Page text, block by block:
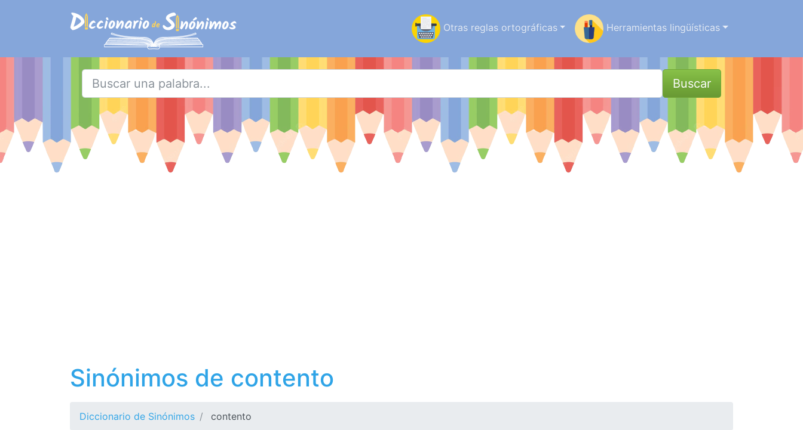
Otras reglas ortográficas Herramientas lingüísticas
Buscar
Sinónimos de contento
Diccionario de Sinónimos contento